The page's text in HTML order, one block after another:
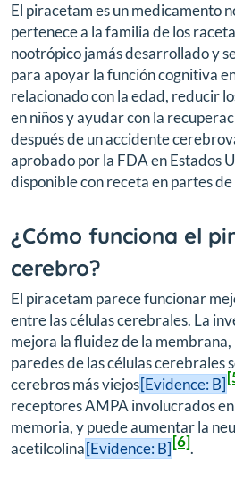
El piracetam es un medicamento
pertenece a la familia de los
nootrópico jamás desarrollado y
para apoyar la función cognitiva
relacionado con la edad, reducir
en niños y ayudar con la
después de un accidente
aprobado por la FDA en Estados
disponible con receta en partes de
¿Cómo funciona el
cerebro?
El piracetam parece funcionar
entre las células cerebrales. La
mejora la fluidez de la membrana,
paredes de las células cerebrales
cerebros más viejos[Evidence: B]
receptores AMPA involucrados
memoria, y puede aumentar la
acetilcolina[Evidence: B][6].